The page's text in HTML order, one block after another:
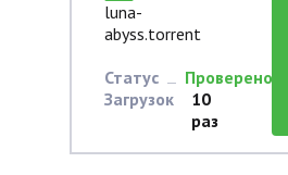
luna-
abyss.torrent
Статус
Проверено
Загрузок
10
раз